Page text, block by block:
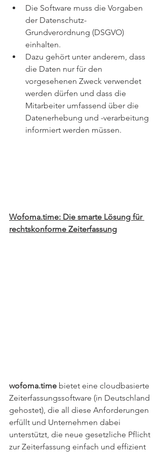
Die Software muss die Vorgaben
der Datenschutz-
Grundverordnung (DSGVO)
einhalten.
Dazu gehört unter anderem, dass
die Daten nur für den
vorgesehenen Zweck verwendet
werden dürfen und dass die
Mitarbeiter umfassend über die
Datenerhebung und -verarbeitung
informiert werden müssen.
Wofoma.time: Die smarte Lösung für
rechtskonforme Zeiterfassung
wofoma.time bietet eine cloudbasierte
Zeiterfassungssoftware (in Deutschland
gehostet), die all diese Anforderungen
erfüllt und Unternehmen dabei
unterstützt, die neue gesetzliche Pflicht
zur Zeiterfassung einfach und effizient